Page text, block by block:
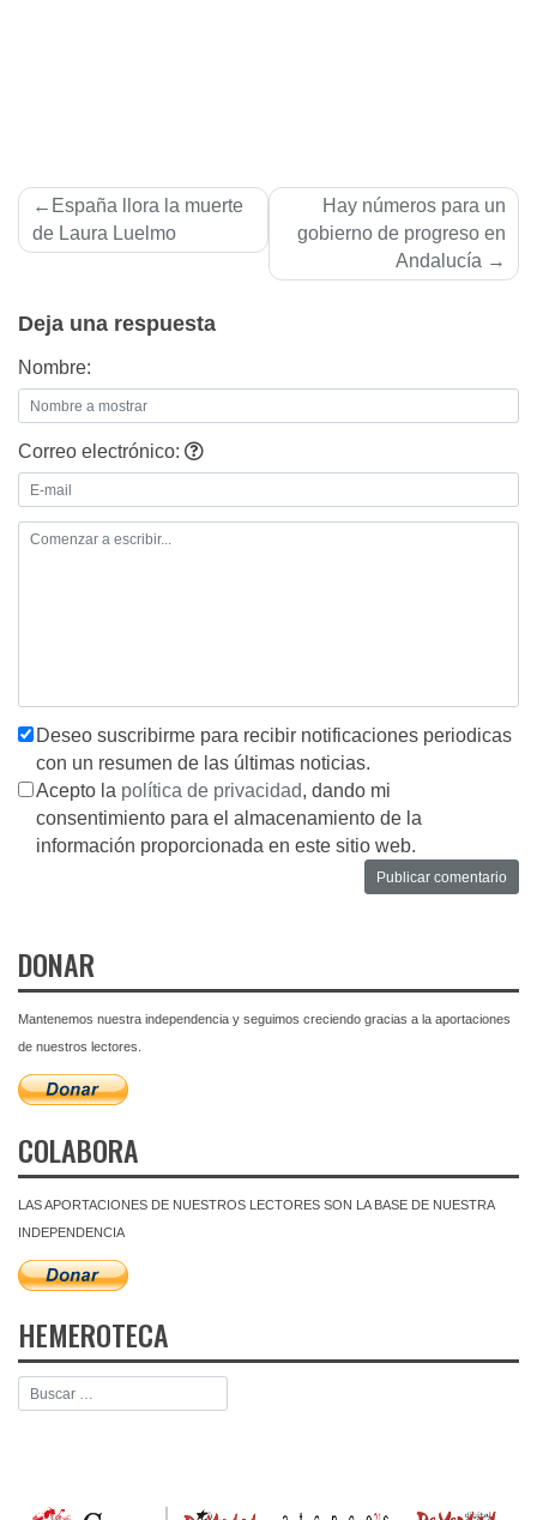
Navegación
de
España llora la muerte
de Laura Luelmo
Hay números para un
gobierno de progreso en
Andalucía
Deja una respuesta
Nombre:
Correo electrónico:
Deseo suscribirme para recibir notificaciones periodicas
con un resumen de las últimas noticias.
Acepto la política de privacidad, dando mi
consentimiento para el almacenamiento de la
información proporcionada en este sitio web.
DONAR
Mantenemos nuestra independencia y seguimos creciendo gracias a la aportaciones
de nuestros lectores.
COLABORA
LAS APORTACIONES DE NUESTROS LECTORES SON LA BASE DE NUESTRA
INDEPENDENCIA
HEMEROTECA